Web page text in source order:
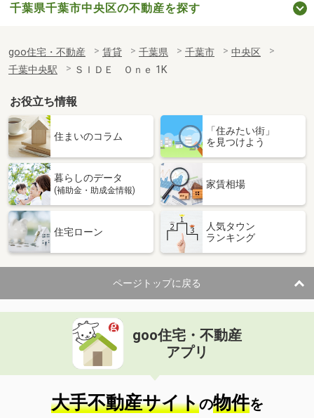
千葉県千葉市中央区の不動産を探す
goo住宅・不動産 賃貸 千葉県 千葉市
中央区
千葉中央駅
ＳＩＤＥ Ｏｎｅ 1K
お役立ち情報
住まいのコラム
「住みたい街」
を見つけよう
暮らしのデータ
(補助金・助成金情報)
家賃相場
住宅ローン
人気タウン
ランキング
ページトップに戻る
goo住宅・不動産
アプリ
大手不動産サイトの物件を